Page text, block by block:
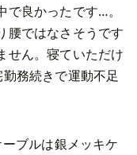
良かったです…。
腰ではなさそうです
せん。寝ていただけ
務続きで運動不足
ブルは銀メッキケ